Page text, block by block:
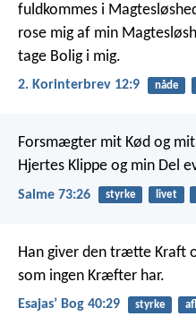
fuldkommes i
rose mig af min
tage Bolig i mig.
2. Korinterbrev 12:9 nåde
Forsmægter mit Kød og
Hjertes Klippe og min Del
Salme 73:26 styrke livet
Han giver den trætte Kraft
som ingen Kræfter har.
Esajasʼ Bog 40:29 styrke